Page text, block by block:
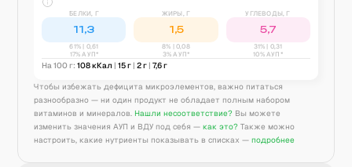
БЕЛКИ, Г
11,3
61% | 0,61
17% АУП*
ЖИРЫ, Г
1,5
8% |0,08
3% АУП*
УГЛЕВОДЫ, Г
5,7
31% | 0,31
10% АУП*
На 100 г: 108кКал | 15г | 2г | 7,6г
Чтобы избежать дефицита микроэлементов, важно питаться
разнообразно — ни один продукт не обладает полным набором
витаминов и минералов. Нашли несоответствие? Вы можете
изменить значения АУП и ВДУ под себя — как это? Также можно
настроить, какие нутриенты показывать в списках — подробнее